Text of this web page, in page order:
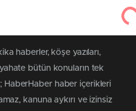
haberler, köşe yazıları,
bütün konuların tek
HaberHaber haber içerikleri
kanuna aykırı ve izinsiz